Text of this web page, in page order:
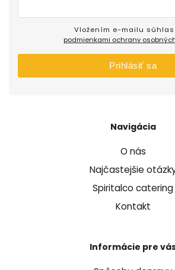
Navigácia
O nás
Najčastejšie
Spiritalco catering
Kontakt
Informácie pre
podmienkami ochrany
Prihlásiť sa